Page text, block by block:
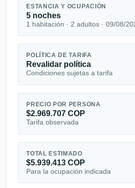
ESTANCIA Y OCUPACIÓN
5 noches
1 habitación · 2 adultos · 09/08/
POLÍTICA DE TARIFA
Revalidar política
Condiciones sujetas a tarifa
PRECIO POR PERSONA
$2.969.707 COP
Tarifa observada
TOTAL ESTIMADO
$5.939.413 COP
Para la ocupación indicada